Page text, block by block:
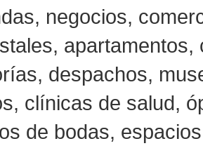
negocios,
despachos,
clínicas de salud,
de bodas,